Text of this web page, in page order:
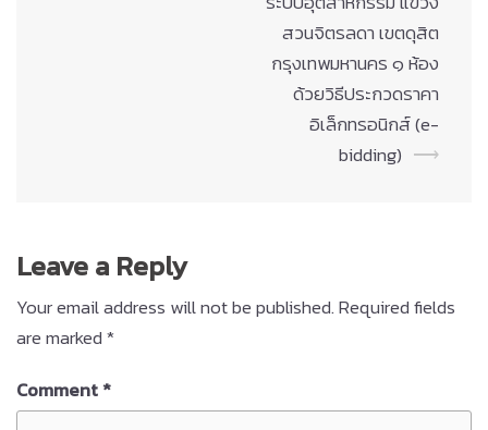
สวนจิตรลดา เขตดุสิต
กรุงเทพมหานคร ๑ ห้อง
ด้วยวิธีประกวดราคา
อิเล็กทรอนิกส์ (e-
bidding) ⟶
Leave a Reply
Your email address will not be published.Required fields
are marked*
Comment*